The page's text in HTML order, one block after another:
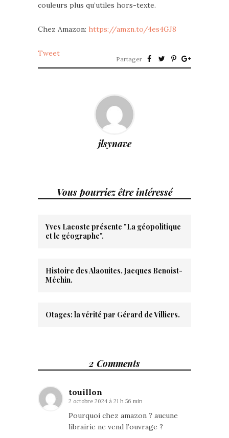
couleurs plus qu’utiles hors-texte.
Chez Amazon: https://amzn.to/4es4GJ8
Tweet
Partager
jlsynave
Vous pourriez être intéressé
Yves Lacoste présente "La géopolitique
et le géographe".
Histoire des Alaouites. Jacques Benoist-
Méchin.
Otages: la vérité par Gérard de Villiers.
2 Comments
touillon
2 octobre 2024 à 21 h 56 min
Pourquoi chez amazon ? aucune
librairie ne vend l’ouvrage ?